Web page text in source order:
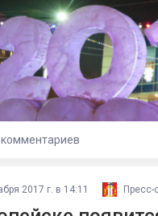
комментариев
2017 г. в 14:11